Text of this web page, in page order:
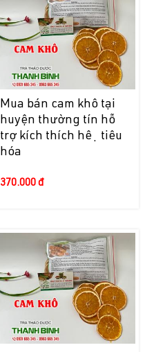
Mua bán cam khô tại
huyện thường tín hỗ
trợ kích thích hệ tiêu
hóa
370.000 đ